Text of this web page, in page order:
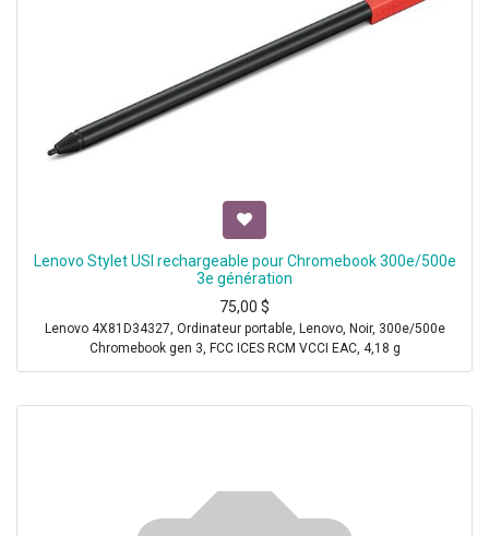
Lenovo Stylet USI rechargeable pour Chromebook 300e/500e
3e génération
75,00 $
Lenovo 4X81D34327, Ordinateur portable, Lenovo, Noir, 300e/500e
Chromebook gen 3, FCC ICES RCM VCCI EAC, 4,18 g